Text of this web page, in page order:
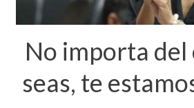
No importa del
seas, te